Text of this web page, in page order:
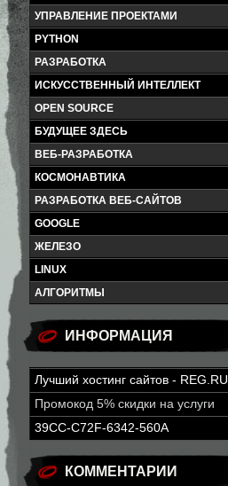
УПРАВЛЕНИЕ ПРОЕКТАМИ
PYTHON
РАЗРАБОТКА
ИСКУССТВЕННЫЙ ИНТЕЛЛЕКТ
OPEN SOURCE
БУДУЩЕЕ ЗДЕСЬ
ВЕБ-РАЗРАБОТКА
КОСМОНАВТИКА
РАЗРАБОТКА ВЕБ-САЙТОВ
GOOGLE
ЖЕЛЕЗО
LINUX
АЛГОРИТМЫ
ИНФОРМАЦИЯ
Лучший хостинг сайтов - REG.RU
Промокод 5% скидки на услуги
39CC-C72F-6342-560A
КОММЕНТАРИИ